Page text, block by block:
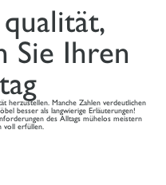
Sie Ihren
herzustellen. Manche Zahlen verdeutlichen
besser als langwierige Erläuterungen!
des Alltags mühelos meistern
voll erfüllen.